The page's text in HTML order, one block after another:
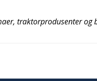
traktorprodusenter og